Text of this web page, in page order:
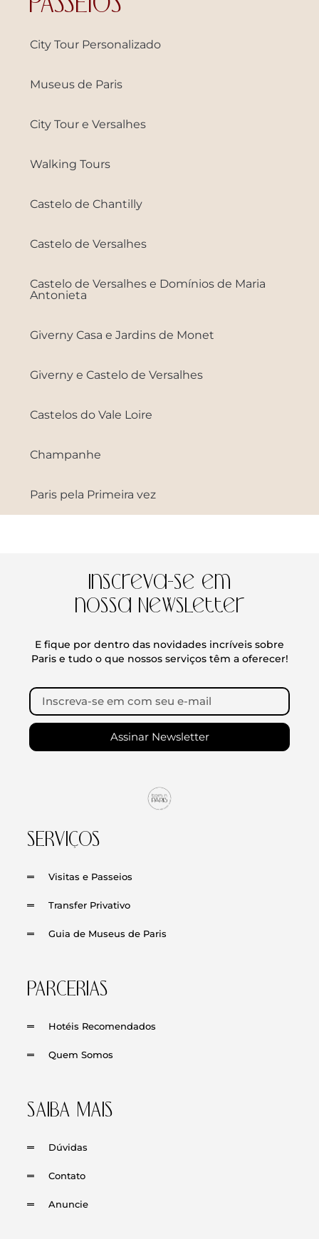
City Tour Personalizado
Museus de Paris
City Tour e Versalhes
Walking Tours
Castelo de Chantilly
Castelo de Versalhes
Castelo de Versalhes e Domínios de Maria
Antonieta
Giverny Casa e Jardins de Monet
Giverny e Castelo de Versalhes
Castelos do Vale Loire
Champanhe
Paris pela Primeira vez
Inscreva-se em
nossa Newsletter
E fique por dentro das novidades incríveis sobre
Paris e tudo o que nossos serviços têm a oferecer!
Assinar Newsletter
SERVIÇOS
Visitas e Passeios
Transfer Privativo
Guia de Museus de Paris
PARCERIAS
Hotéis Recomendados
Quem Somos
SAIBA MAIS
Dúvidas
Contato
Anuncie